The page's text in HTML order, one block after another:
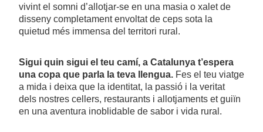
vivint el somni d’allotjar-se en una masia o xalet de
disseny completament envoltat de ceps sota la
quietud més immensa del territori rural.
Sigui quin sigui el teu camí, a Catalunya t’espera
una copa que parla la teva llengua. Fes el teu viatge
a mida i deixa que la identitat, la passió i la veritat
dels nostres cellers, restaurants i allotjaments et guiïn
en una aventura inoblidable de sabor i vida rural.